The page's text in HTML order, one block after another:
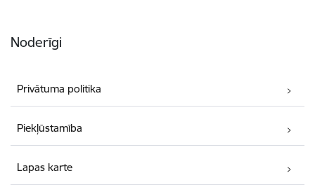
Noderīgi
Privātuma politika
Piekļūstamība
Lapas karte